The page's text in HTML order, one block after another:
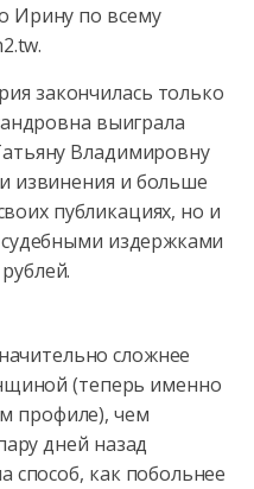
Ирину по всему
закончилась только
выиграла
Владимировну
извинения и больше
публикациях, но и
издержками
сложнее
(теперь именно
профиле), чем
дней назад
способ, как побольнее